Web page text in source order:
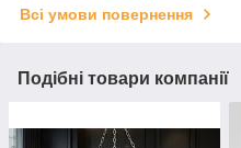
Всі умови повернення
Подібні товари компанії